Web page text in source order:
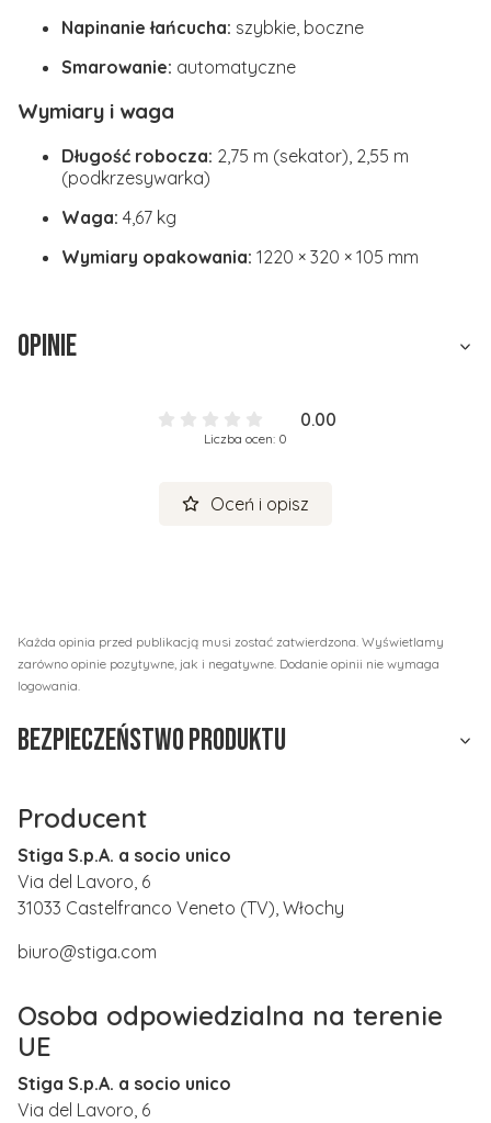
Napinanie łańcucha: szybkie, boczne
Smarowanie: automatyczne
Wymiary i waga
Długość robocza: 2,75 m (sekator), 2,55 m
(podkrzesywarka)
Waga: 4,67 kg
Wymiary opakowania: 1220 × 320 × 105 mm
Opinie
0.00
Liczba ocen: 0
Oceń i opisz
Każda opinia przed publikacją musi zostać zatwierdzona. Wyświetlamy
zarówno opinie pozytywne, jak i negatywne. Dodanie opinii nie wymaga
logowania.
Bezpieczeństwo produktu
Producent
Stiga S.p.A. a socio unico
Via del Lavoro, 6
31033 Castelfranco Veneto (TV), Włochy
biuro@stiga.com
Osoba odpowiedzialna na terenie
UE
Stiga S.p.A. a socio unico
Via del Lavoro, 6